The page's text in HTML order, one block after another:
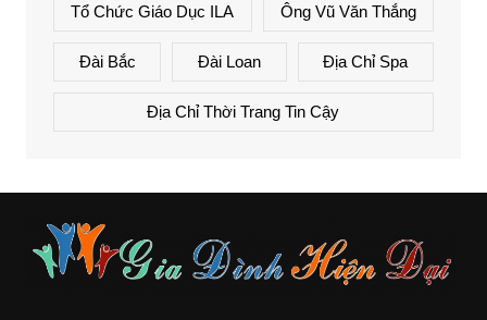
Tổ Chức Giáo Dục ILA Ông Vũ Văn Thắng
Đài Bắc Đài Loan Địa Chỉ Spa
Địa Chỉ Thời Trang Tin Cậy